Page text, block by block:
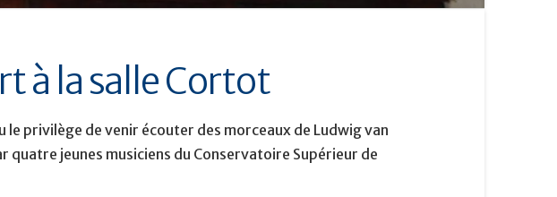
à la salle Cortot
le privilège de venir écouter des morceaux de Ludwig van
jeunes musiciens du Conservatoire Supérieur de